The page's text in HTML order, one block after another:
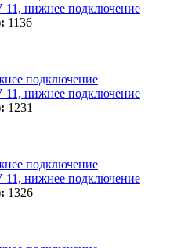
11, нижнее подключение
1136
11, нижнее подключение
1231
11, нижнее подключение
1326